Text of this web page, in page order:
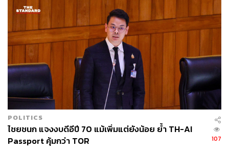
POLITICS
ไชยชนก แจงงบดีอีปี 70 แม้เพิ่มแต่ยังน้อย ย้ำ TH-AI
Passport คุ้มกว่า TOR
107